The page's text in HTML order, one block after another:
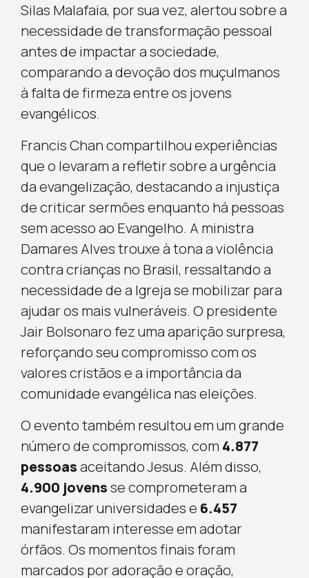
Silas Malafaia, por sua vez, alertou sobre a
necessidade de transformação pessoal
antes de impactar a sociedade,
comparando a devoção dos muçulmanos
à falta de firmeza entre os jovens
evangélicos.
Francis Chan compartilhou experiências
que o levaram a refletir sobre a urgência
da evangelização, destacando a injustiça
de criticar sermões enquanto há pessoas
sem acesso ao Evangelho. A ministra
Damares Alves trouxe à tona a violência
contra crianças no Brasil, ressaltando a
necessidade de a Igreja se mobilizar para
ajudar os mais vulneráveis. O presidente
Jair Bolsonaro fez uma aparição surpresa,
reforçando seu compromisso com os
valores cristãos e a importância da
comunidade evangélica nas eleições.
O evento também resultou em um grande
número de compromissos, com 4.877
pessoasaceitando Jesus. Além disso,
4.900 jovensse comprometeram a
evangelizar universidades e 6.457
manifestaram interesse em adotar
órfãos. Os momentos finais foram
marcados por adoração e oração,